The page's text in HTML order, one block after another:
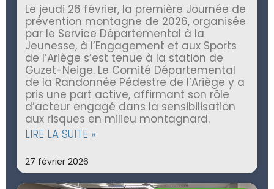
Le jeudi 26 février, la première Journée de
prévention montagne de 2026, organisée
par le Service Départemental à la
Jeunesse, à l’Engagement et aux Sports
de l’Ariège s’est tenue à la station de
Guzet-Neige. Le Comité Départemental
de la Randonnée Pédestre de l’Ariège y a
pris une part active, affirmant son rôle
d’acteur engagé dans la sensibilisation
aux risques en milieu montagnard.
LIRE LA SUITE »
27 février 2026